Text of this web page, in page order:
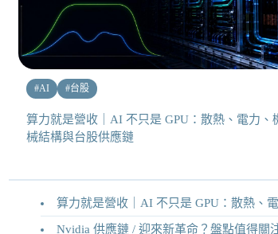
#AI #台股
算力就是營收｜AI 不只是 GPU：散熱、電力、
械結構與台股供應鏈
算力就是營收｜AI 不只是 GPU：散熱、電力、機械結構與台股
Nvidia 供應鏈 / 迎來新革命？盤點值得關注的二十家供應